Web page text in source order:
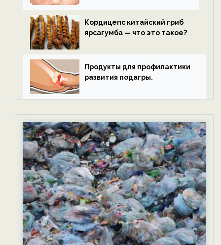
Кордицепс китайский гриб
ярсагумба — что это такое?
Продукты для профилактики
развития подагры.